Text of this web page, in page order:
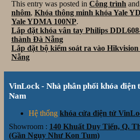
This entry was posted in Công trình
nhôm, Khóa thông minh khóa Yale
Yale YDMA 100NP.
Lắp đặt khóa vân tay Philips
thành Đà Nẵng
Lắp đặt bộ kiểm soát ra vào
Nẵng
VinLock - Nhà phân phối khóa điện
Nam
Hệ thống khóa cửa điện tử
Showroom : 140 Khuất Duy Tiến, Q.
(Gần Ngụy Như Kon Tum)